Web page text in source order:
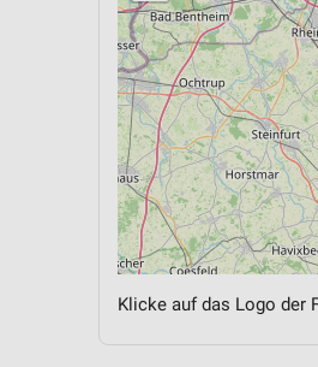
Klicke auf das Logo der